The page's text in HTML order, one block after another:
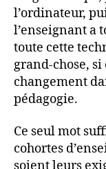
l’ordinateur,
l’enseignant a
toute cette
grand-chose, si
changement
pédagogie.
Ce seul mot
cohortes